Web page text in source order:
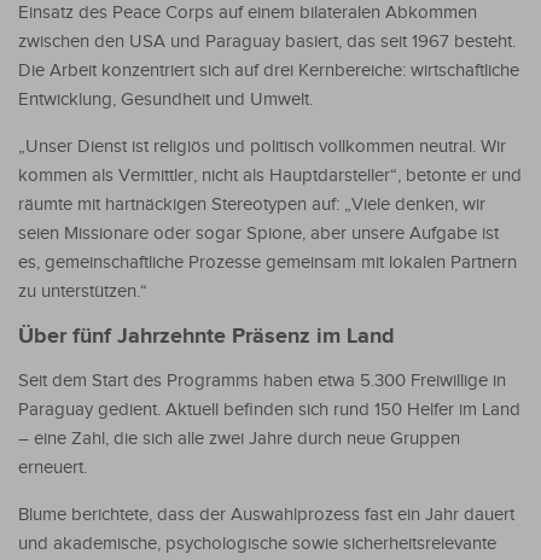
Einsatz des Peace Corps auf einem bilateralen Abkommen
zwischen den USA und Paraguay basiert, das seit 1967 besteht.
Die Arbeit konzentriert sich auf drei Kernbereiche: wirtschaftliche
Entwicklung, Gesundheit und Umwelt.
„Unser Dienst ist religiös und politisch vollkommen neutral. Wir
kommen als Vermittler, nicht als Hauptdarsteller“, betonte er und
räumte mit hartnäckigen Stereotypen auf: „Viele denken, wir
seien Missionare oder sogar Spione, aber unsere Aufgabe ist
es, gemeinschaftliche Prozesse gemeinsam mit lokalen Partnern
zu unterstützen.“
Über fünf Jahrzehnte Präsenz im Land
Seit dem Start des Programms haben etwa 5.300 Freiwillige in
Paraguay gedient. Aktuell befinden sich rund 150 Helfer im Land
– eine Zahl, die sich alle zwei Jahre durch neue Gruppen
erneuert.
Blume berichtete, dass der Auswahlprozess fast ein Jahr dauert
und akademische, psychologische sowie sicherheitsrelevante